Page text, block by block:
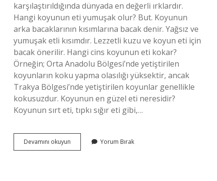
karşılaştırıldığında dünyada en değerli ırklardır.
Hangi koyunun eti yumuşak olur? But. Koyunun
arka bacaklarının kısımlarına bacak denir. Yağsız ve
yumuşak etli kısımdır. Lezzetli kuzu ve koyun eti için
bacak önerilir. Hangi cins koyunun eti kokar?
Örneğin; Orta Anadolu Bölgesi’nde yetiştirilen
koyunların koku yapma olasılığı yüksektir, ancak
Trakya Bölgesi’nde yetiştirilen koyunlar genellikle
kokusuzdur. Koyunun en güzel eti neresidir?
Koyunun sırt eti, tıpkı sığır eti gibi,…
Devamını okuyun
Koyunun
Yorum Bırak